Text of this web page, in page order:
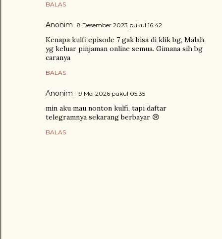
BALAS
Anonim 8 Desember 2023 pukul 16.42
Kenapa kulfi episode 7 gak bisa di klik bg, Malah
yg keluar pinjaman online semua. Gimana sih bg
caranya
BALAS
Anonim 19 Mei 2026 pukul 05.35
min aku mau nonton kulfi, tapi daftar
telegramnya sekarang berbayar 😢
BALAS